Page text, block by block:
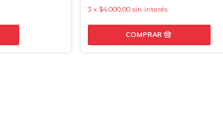
3 x $4.000,00 sin interés